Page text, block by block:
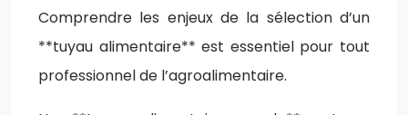
Comprendre les enjeux de la sélection d’un
**tuyau alimentaire** est essentiel pour tout
professionnel de l’agroalimentaire.